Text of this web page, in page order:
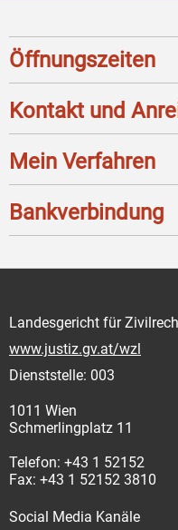
Öffnungszeiten
Kontakt und
Mein Verfahren
Bankverbindung
Landesgericht für
www.justiz.gv.at/wzl
Dienststelle: 003
1011 Wien
Schmerlingplatz 11
Telefon: +43 1 52152
Fax: +43 1 52152 3810
Social Media Kanäle